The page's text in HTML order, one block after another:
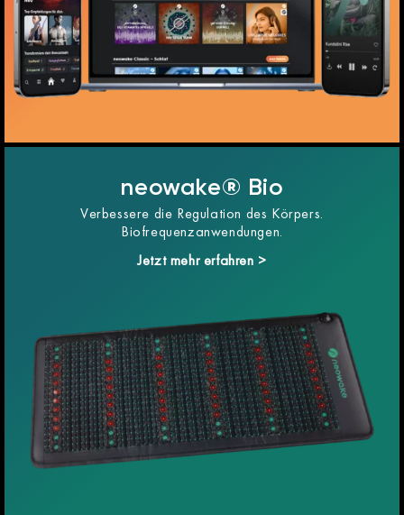
neowake® Bio
Verbessere die Regulation des Körpers.
Biofrequenzanwendungen.
Jetzt mehr erfahren >